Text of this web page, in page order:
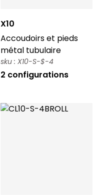
X10
Accoudoirs et pieds
métal tubulaire
sku : X10-S-$-4
2 configurations